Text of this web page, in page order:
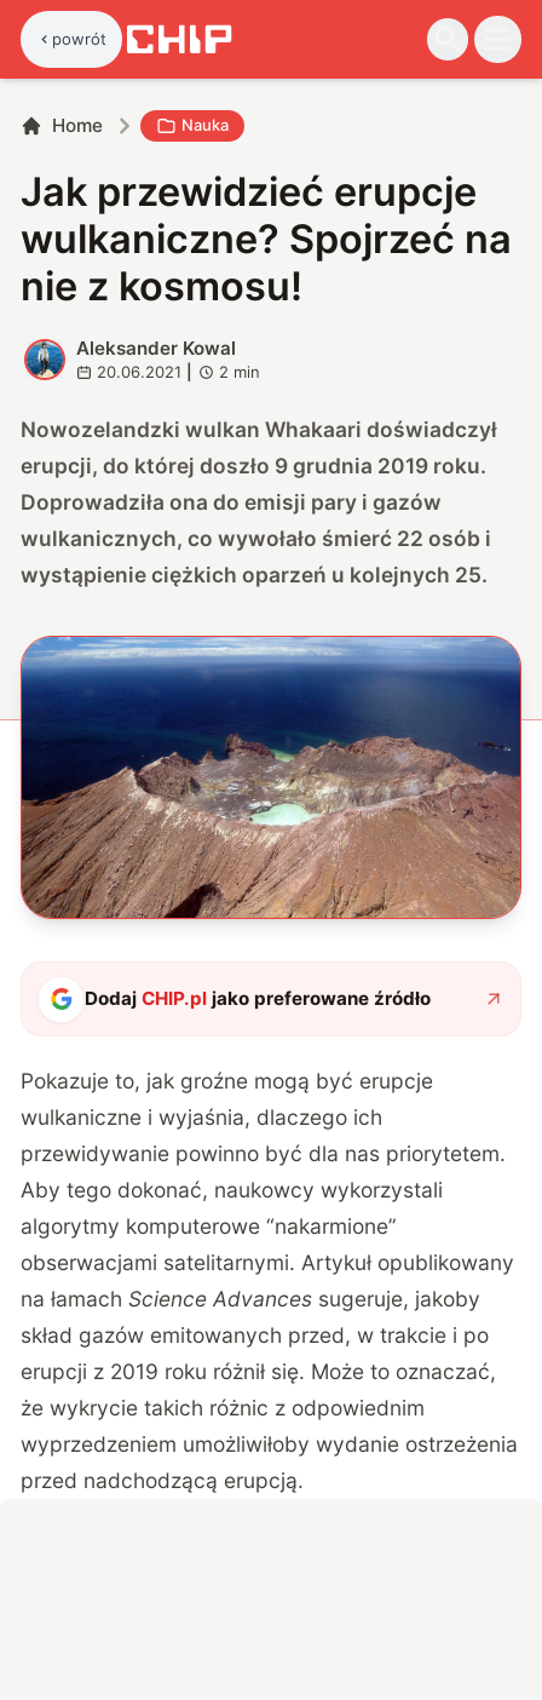
powrót
Home Nauka
Jak przewidzieć erupcje
wulkaniczne? Spojrzeć na
nie z kosmosu!
A
Aleksander Kowal
20.06.2021 2 min
Nowozelandzki wulkan Whakaari doświadczył
erupcji, do której doszło 9 grudnia 2019 roku.
Doprowadziła ona do emisji pary i gazów
wulkanicznych, co wywołało śmierć 22 osób i
wystąpienie ciężkich oparzeń u kolejnych 25.
DodajCHIP.pl jako preferowane źródło
Pokazuje to, jak groźne mogą być erupcje
wulkaniczne i wyjaśnia, dlaczego ich
przewidywanie powinno być dla nas priorytetem.
Aby tego dokonać, naukowcy wykorzystali
algorytmy komputerowe “nakarmione”
obserwacjami satelitarnymi. Artykuł opublikowany
na łamach Science Advances sugeruje, jakoby
skład gazów emitowanych przed, w trakcie i po
erupcji z 2019 roku różnił się. Może to oznaczać,
że wykrycie takich różnic z odpowiednim
wyprzedzeniem umożliwiłoby wydanie ostrzeżenia
przed nadchodzącą erupcją.